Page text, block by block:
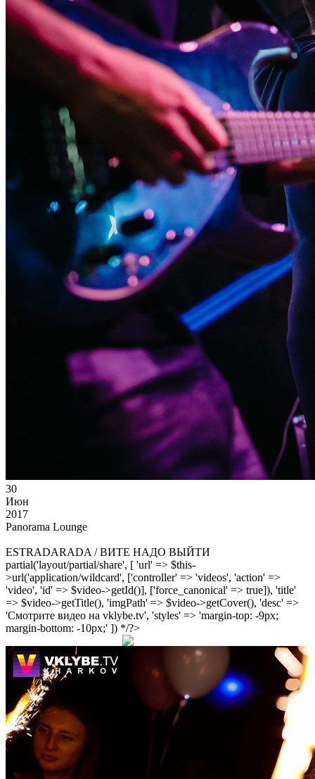
30
Июн
2017
Panorama Lounge
ESTRADARADA / ВИТЕ НАДО ВЫЙТИ
partial('layout/partial/share', [ 'url' => $this-
>url('application/wildcard', ['controller' => 'videos', 'action' =>
'video', 'id' => $video->getId()], ['force_canonical' => true]), 'title'
=> $video->getTitle(), 'imgPath' => $video->getCover(), 'desc' =>
'Смотрите видео на vklybe.tv', 'styles' => 'margin-top: -9px;
margin-bottom: -10px;' ]) */?>